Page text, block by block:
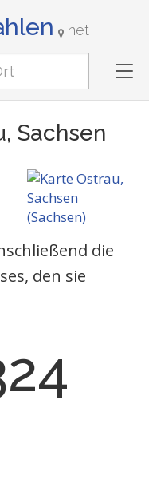
net
Sachsen
die
den sie